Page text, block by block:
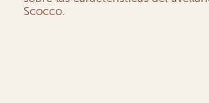
Scocco.